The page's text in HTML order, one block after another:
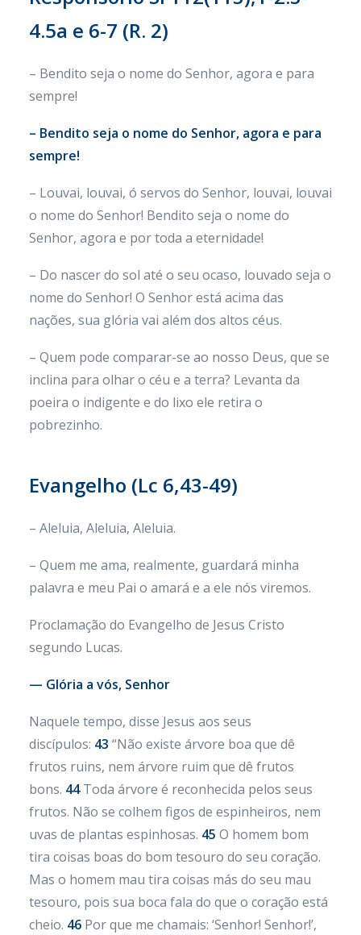
4.5a e 6-7 (R. 2)
– Bendito seja o nome do Senhor, agora e para
sempre!
– Bendito seja o nome do Senhor, agora e para
sempre!
– Louvai, louvai, ó servos do Senhor, louvai, louvai
o nome do Senhor! Bendito seja o nome do
Senhor, agora e por toda a eternidade!
– Do nascer do sol até o seu ocaso, louvado seja o
nome do Senhor! O Senhor está acima das
nações, sua glória vai além dos altos céus.
– Quem pode comparar-se ao nosso Deus, que se
inclina para olhar o céu e a terra? Levanta da
poeira o indigente e do lixo ele retira o
pobrezinho.
Evangelho (Lc 6,43-49)
– Aleluia, Aleluia, Aleluia.
– Quem me ama, realmente, guardará minha
palavra e meu Pai o amará e a ele nós viremos.
Proclamação do Evangelho de Jesus Cristo
segundo Lucas.
— Glória a vós, Senhor
Naquele tempo, disse Jesus aos seus
discípulos: 43 “Não existe árvore boa que dê
frutos ruins, nem árvore ruim que dê frutos
bons. 44Toda árvore é reconhecida pelos seus
frutos. Não se colhem figos de espinheiros, nem
uvas de plantas espinhosas. 45 O homem bom
tira coisas boas do bom tesouro do seu coração.
Mas o homem mau tira coisas más do seu mau
tesouro, pois sua boca fala do que o coração está
cheio. 46 Por que me chamais: ‘Senhor! Senhor!’,